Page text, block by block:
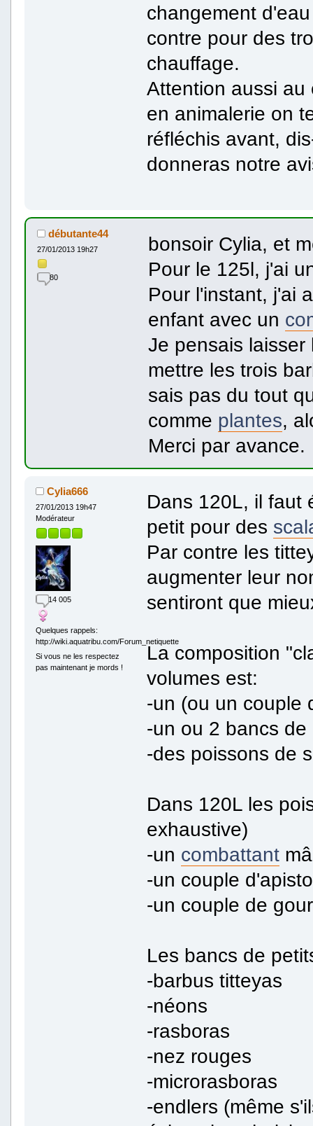
changement
contre pour des
chauffage.
Attention aussi au
en animalerie on
réfléchis avant,
donneras notre
débutante44
27/01/2013 19h27
80
bonsoir Cylia, et
Pour le 125l, j'ai
Pour l'instant, j'ai
enfant avec un
Je pensais
mettre les trois
sais pas du tout
comme plantes,
Merci par avance.
Cylia666
27/01/2013 19h47
Modérateur
14 005
Quelques rappels:
http://wiki.aquatribu.com/Forum_netiquette
Si vous ne les respectez
pas maintenant je mords !
Dans 120L, il faut
petit pour des
Par contre les
augmenter leur
sentiront que
La composition
volumes est:
-un (ou un couple
-un ou 2 bancs
-des poissons de
Dans 120L les
exhaustive)
-un combattant
-un couple
-un couple de
Les bancs de
-barbus titteyas
-néons
-rasboras
-nez rouges
-microrasboras
-endlers (même